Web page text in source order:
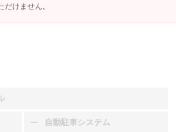
けません。
自動駐車システム
：装備なし